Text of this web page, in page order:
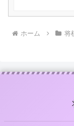
ホーム 将